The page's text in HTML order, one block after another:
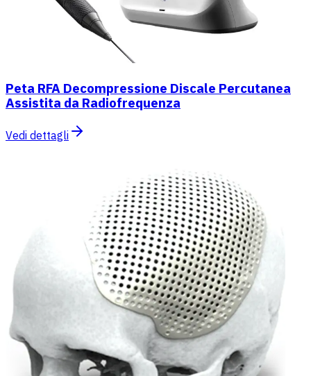
Peta RFA Decompressione Discale Percutanea
Assistita da Radiofrequenza
Vedi dettagli